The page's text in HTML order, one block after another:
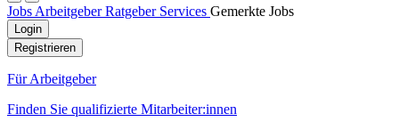
Jobs ArbeitgeberRatgeber Services Gemerkte Jobs
Login
Registrieren
Für Arbeitgeber
Finden Sie qualifizierte Mitarbeiter:innen